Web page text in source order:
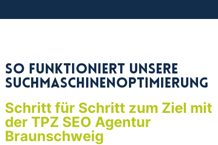
So funktioniert unsere
Suchmaschinenoptimierung
Schritt für Schritt zum Ziel mit
der TPZ SEO Agentur
Braunschweig